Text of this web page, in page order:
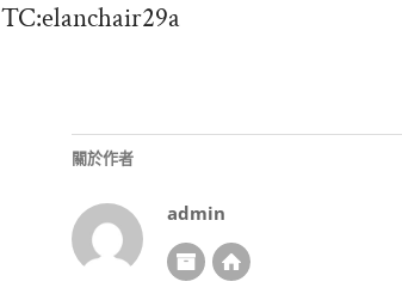
TC:elanchair29a
關於作者
admin